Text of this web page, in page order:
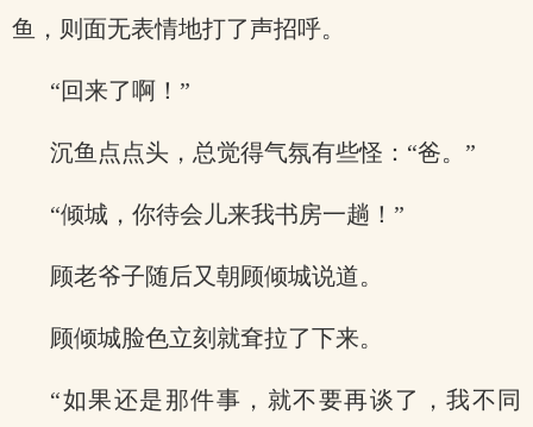
鱼，则面无表情地打了声招呼。
“回来了啊！”
沉鱼点点头，总觉得气氛有些怪：“爸。”
“倾城，你待会儿来我书房一趟！”
顾老爷子随后又朝顾倾城说道。
顾倾城脸色立刻就耷拉了下来。
“如果还是那件事，就不要再谈了，我不同